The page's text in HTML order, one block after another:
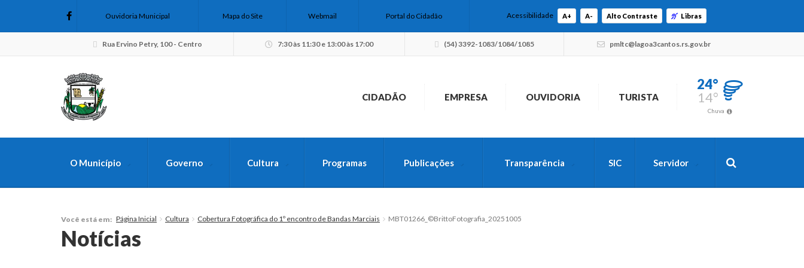
Ouvidoria Municipal Mapa do Site Webmail Portal do Cidadão Acessibilidade A+ A- Alto Contraste Libras
Rua Ervino Petry, 100 - Centro 7:30 às 11:30 e 13:00 às 17:00 (54) 3392-1083/1084/1085 pmltc@lagoa3cantos.rs.gov.br
CIDADÃO EMPRESA OUVIDORIA TURISTA
24°
14°
Chuva
O Município Governo Cultura Programas Publicações Transparência SIC Servidor
Você está em: Página Inicial Cultura Cobertura Fotográfica do 1º encontro de Bandas Marciais MBT01266_©BrittoFotografia_20251005
Notícias